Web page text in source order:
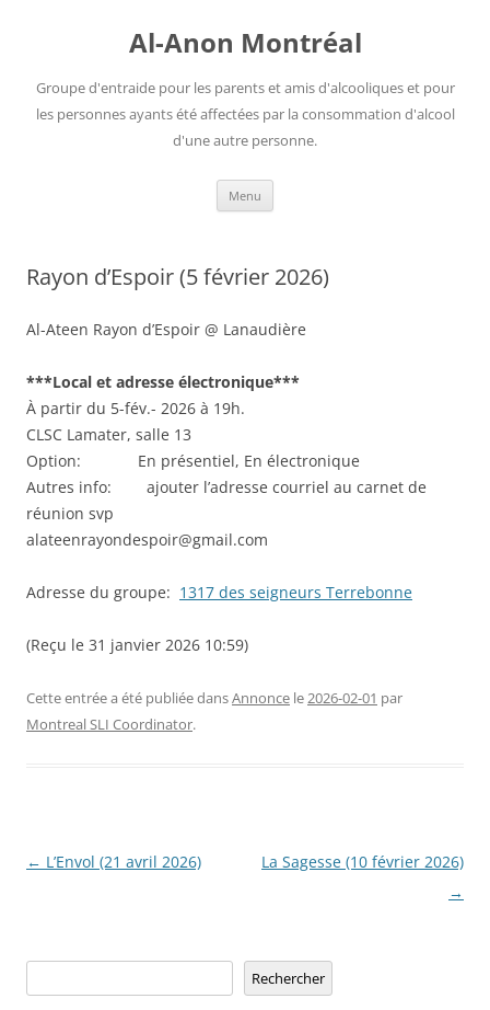
Al-Anon Montréal
Groupe d'entraide pour les parents et amis d'alcooliques et pour
les personnes ayants été affectées par la consommation d'alcool
d'une autre personne.
Menu
Rayon d’Espoir (5 février 2026)
Al-Ateen Rayon d’Espoir @ Lanaudière
***Local et adresse électronique***
À partir du 5-fév.- 2026 à 19h.
CLSC Lamater, salle 13
Option: En présentiel, En électronique
Autres info: ajouter l’adresse courriel au carnet de
réunion svp
alateenrayondespoir@gmail.com
Adresse du groupe: 1317 des seigneurs Terrebonne
(Reçu le 31 janvier 2026 10:59)
Cette entrée a été publiée dansAnnonce le2026-02-01 par
Montreal SLI Coordinator.
Navigation
← L’Envol (21 avril 2026)
La Sagesse (10 février 2026)
→
Rechercher